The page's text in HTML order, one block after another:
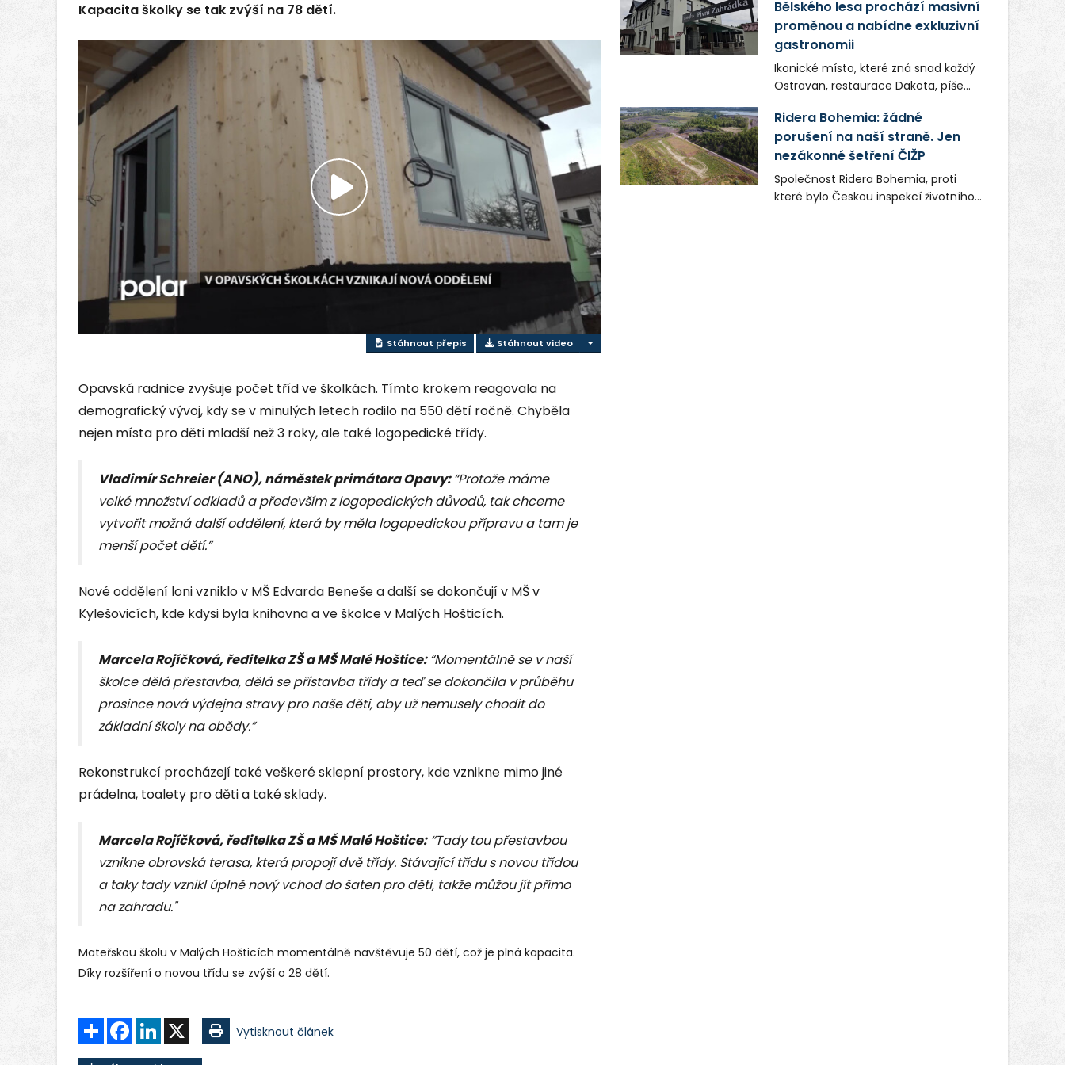
Kapacita školky se tak zvýší na 78 dětí.
Přehrát
video
Stáhnout přepis Stáhnout video
Opavská radnice zvyšuje počet tříd ve školkách. Tímto krokem reagovala na
demografický vývoj, kdy se v minulých letech rodilo na 550 dětí ročně. Chyběla
nejen místa pro děti mladší než 3 roky, ale také logopedické třídy.
Vladimír Schreier (ANO), náměstek primátora Opavy:“Protože máme
velké množství odkladů a především z logopedických důvodů, tak chceme
vytvořit možná další oddělení, která by měla logopedickou přípravu a tam je
menší počet dětí.”
Nové oddělení loni vzniklo v MŠ Edvarda Beneše a další se dokončují v MŠ v
Kylešovicích, kde kdysi byla knihovna a ve školce v Malých Hošticích.
Marcela Rojíčková, ředitelka ZŠ a MŠ Malé Hoštice:“Momentálně se v naší
školce dělá přestavba, dělá se přístavba třídy a teď se dokončila v průběhu
prosince nová výdejna stravy pro naše děti, aby už nemusely chodit do
základní školy na obědy.”
Rekonstrukcí procházejí také veškeré sklepní prostory, kde vznikne mimo jiné
prádelna, toalety pro děti a také sklady.
Marcela Rojíčková, ředitelka ZŠ a MŠ Malé Hoštice:“Tady tou přestavbou
vznikne obrovská terasa, která propojí dvě třídy. Stávající třídu s novou třídou
a taky tady vznikl úplně nový vchod do šaten pro děti, takže můžou jít přímo
na zahradu."
Mateřskou školu v Malých Hošticích momentálně navštěvuje 50 dětí, což je plná kapacita.
Díky rozšíření o novou třídu se zvýší o 28 dětí.
Sdílet FacebookLinkedIn Vytisknout článek
Bělského lesa prochází masivní
proměnou a nabídne exkluzivní
gastronomii
Ikonické místo, které zná snad každý
Ostravan, restaurace Dakota, píše
společnost Dang Investment Group
s.r.o. investuje do projektu přes 50
milionů korun. Cílem je přinést
Ostravě dva špičkové gastronomické
koncepty, které v regionu dosud
chyběly, luxusní středomořskou
Ridera Bohemia: žádné
porušení na naší straně. Jen
nezákonné šetření ČIŽP
Společnost Ridera Bohemia, proti
které bylo Českou inspekcí životního